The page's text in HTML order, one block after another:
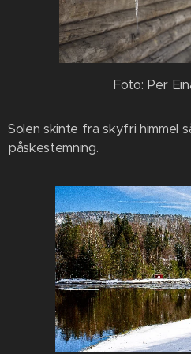
Foto: Per
Solen skinte fra skyfri himmel
påskestemning.